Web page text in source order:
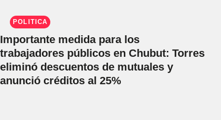
POLÍTICA
Importante medida para los
trabajadores públicos en Chubut: Torres
eliminó descuentos de mutuales y
anunció créditos al 25%